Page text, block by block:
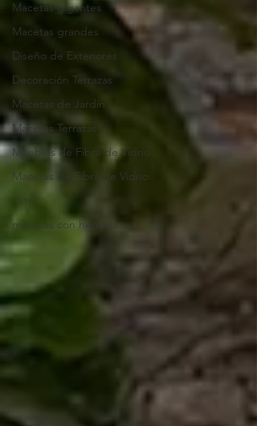
Macetas gigantes
Macetas grandes
Diseño de Exteriores
Decoración Terrazas
Macetas de Jardín
Macetas Terrazas
Muebles de Fibra de Vidrio
Macetas de Fibra de Vidrio
auto
macetas con herrería